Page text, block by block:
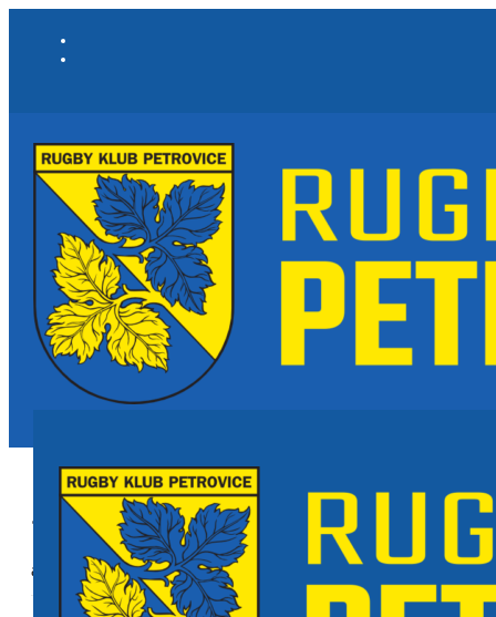
« Všechny Akce
akce již proběhla.